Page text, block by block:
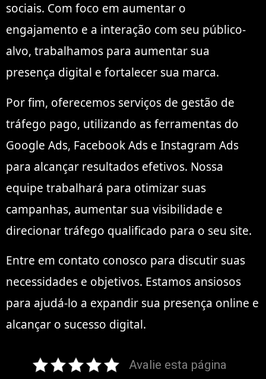
sociais. Com foco em aumentar o
engajamento e a interação com seu público-
alvo, trabalhamos para aumentar sua
presença digital e fortalecer sua marca.
Por fim, oferecemos serviços de gestão de
tráfego pago, utilizando as ferramentas do
Google Ads, Facebook Ads e Instagram Ads
para alcançar resultados efetivos. Nossa
equipe trabalhará para otimizar suas
campanhas, aumentar sua visibilidade e
direcionar tráfego qualificado para o seu site.
Entre em contato conosco para discutir suas
necessidades e objetivos. Estamos ansiosos
para ajudá-lo a expandir sua presença online e
alcançar o sucesso digital.
Avalie esta página